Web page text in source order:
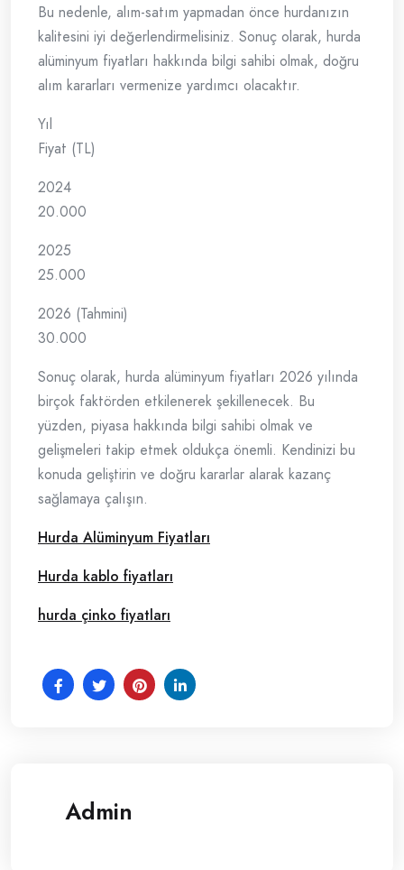
Bu nedenle, alım-satım yapmadan önce hurdanızın
kalitesini iyi değerlendirmelisiniz. Sonuç olarak, hurda
alüminyum fiyatları hakkında bilgi sahibi olmak, doğru
alım kararları vermenize yardımcı olacaktır.
Yıl
Fiyat (TL)
2024
20.000
2025
25.000
2026 (Tahmini)
30.000
Sonuç olarak, hurda alüminyum fiyatları 2026 yılında
birçok faktörden etkilenerek şekillenecek. Bu
yüzden, piyasa hakkında bilgi sahibi olmak ve
gelişmeleri takip etmek oldukça önemli. Kendinizi bu
konuda geliştirin ve doğru kararlar alarak kazanç
sağlamaya çalışın.
Hurda Alüminyum Fiyatları
Hurda kablo fiyatları
hurda çinko fiyatları
Admin